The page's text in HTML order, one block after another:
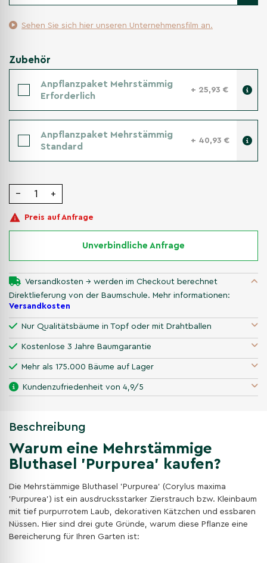
Sehen Sie sich hier unseren Unternehmensfilm an.
Zubehör
Anpflanzpaket Mehrstämmig
Erforderlich
+ 25,93 €
Anpflanzpaket Mehrstämmig
Standard
+ 40,93 €
− +
Preis auf Anfrage
Unverbindliche Anfrage
Versandkosten → werden im Checkout berechnet
Direktlieferung von der Baumschule. Mehr informationen:
Versandkosten
Nur Qualitätsbäume in Topf oder mit Drahtballen
Kostenlose 3 Jahre Baumgarantie
Mehr als 175.000 Bäume auf Lager
Kundenzufriedenheit von 4,9/5
Beschreibung
Warum eine Mehrstämmige
Bluthasel 'Purpurea' kaufen?
Die Mehrstämmige Bluthasel 'Purpurea' (Corylus maxima
'Purpurea') ist ein ausdrucksstarker Zierstrauch bzw. Kleinbaum
mit tief purpurrotem Laub, dekorativen Kätzchen und essbaren
Nüssen. Hier sind drei gute Gründe, warum diese Pflanze eine
Bereicherung für Ihren Garten ist: